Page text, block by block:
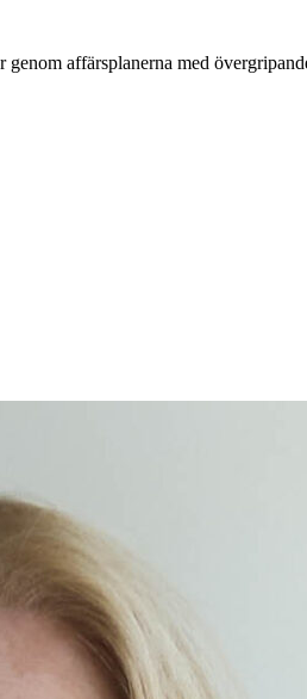
affärsplanerna med